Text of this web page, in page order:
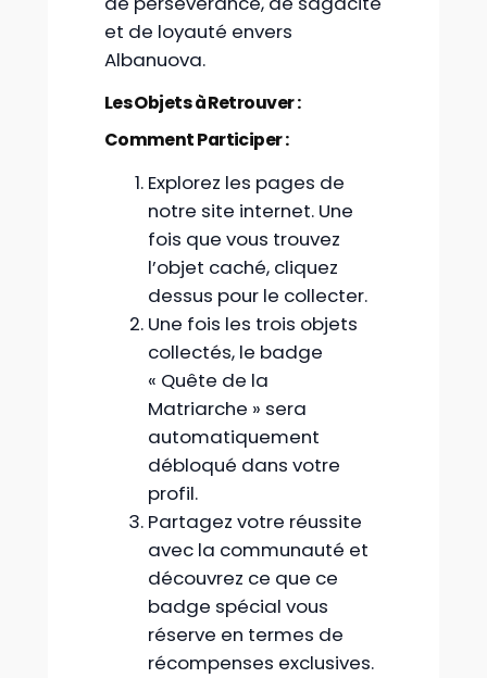
et de loyauté envers
Albanuova.
Les Objets à Retrouver :
Comment Participer :
Explorez les pages de
notre site internet. Une
fois que vous trouvez
l’objet caché, cliquez
dessus pour le collecter.
Une fois les trois objets
collectés, le badge
« Quête de la
Matriarche » sera
automatiquement
débloqué dans votre
profil.
Partagez votre réussite
avec la communauté et
découvrez ce que ce
badge spécial vous
réserve en termes de
récompenses exclusives.